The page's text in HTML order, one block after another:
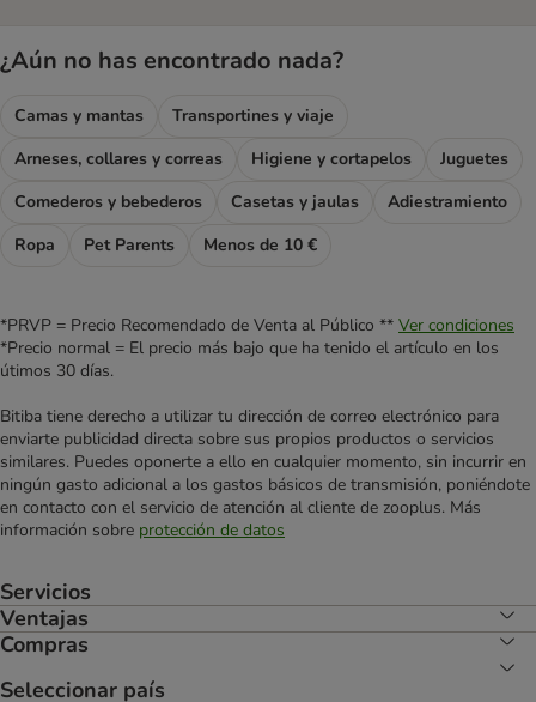
¿Aún no has encontrado nada?
Camas y mantas
Transportines y viaje
Arneses, collares y correas
Higiene y cortapelos
Juguetes
Comederos y bebederos
Casetas y jaulas
Adiestramiento
Ropa
Pet Parents Menos de 10 €
*PRVP = Precio Recomendado de Venta al Público ** Ver condiciones
*Precio normal = El precio más bajo que ha tenido el artículo en los
útimos 30 días.
Bitiba tiene derecho a utilizar tu dirección de correo electrónico para
enviarte publicidad directa sobre sus propios productos o servicios
similares. Puedes oponerte a ello en cualquier momento, sin incurrir en
ningún gasto adicional a los gastos básicos de transmisión, poniéndote
en contacto con el servicio de atención al cliente de zooplus. Más
información sobre protección de datos
Servicios
Ventajas
Compras
Seleccionar país